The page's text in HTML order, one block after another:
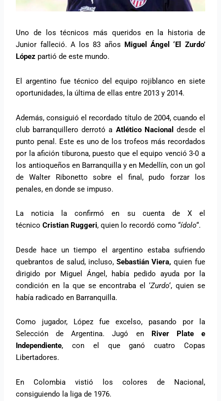
Uno de los técnicos más queridos en la historia de
Junior falleció. A los 83 años
Miguel Ángel ‘El Zurdo’
López partió de este mundo.
El argentino fue técnico del equipo rojiblanco en siete
oportunidades, la última de ellas entre 2013 y 2014.
Además, consiguió el recordado título de 2004, cuando el
club barranquillero derrotó a Atlético Nacional desde el
punto penal. Este es uno de los trofeos más recordados
por la afición tiburona, puesto que el equipo venció 3-0 a
los antioqueños en Barranquilla y en Medellín, con un gol
de Walter Ribonetto sobre el final, pudo forzar los
penales, en donde se impuso.
La noticia la confirmó en su cuenta de X el
técnico Cristian Ruggeri, quien lo recordó como “ídolo“.
Desde hace un tiempo el argentino estaba sufriendo
quebrantos de salud, incluso,Sebastián Viera,quien fue
dirigido por Miguel Ángel, había pedido ayuda por la
condición en la que se encontraba el ‘Zurdo‘, quien se
había radicado en Barranquilla.
Como jugador, López fue excelso, pasando por la
Selección de Argentina. Jugó en River Plate e
Independiente, con el que ganó cuatro Copas
Libertadores.
En Colombia vistió los colores de Nacional,
consiguiendo la liga de 1976.